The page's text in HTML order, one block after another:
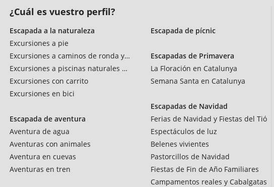
¿Cuál es vuestro perfil?
Escapada a la naturaleza
Excursiones a pie
Excursiones a caminos de ronda y vías verdes
Excursiones a piscinas naturales y rios
Excursiones con carrito
Excursiones en bici
Escapada de aventura
Aventura de agua
Aventuras con animales
Aventura en cuevas
Aventuras en tren
Escapada de pícnic
Escapadas de Primavera
La Floración en Catalunya
Semana Santa en Catalunya
Escapadas de Navidad
Ferias de Navidad y Fiestas del Tió
Espectáculos de luz
Belenes vivientes
Pastorcillos de Navidad
Fiestas de Fin de Año Familiares
Campamentos reales y Cabalgatas